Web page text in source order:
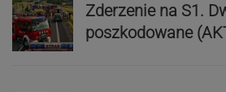
Zderzenie na S1.
poszkodowane